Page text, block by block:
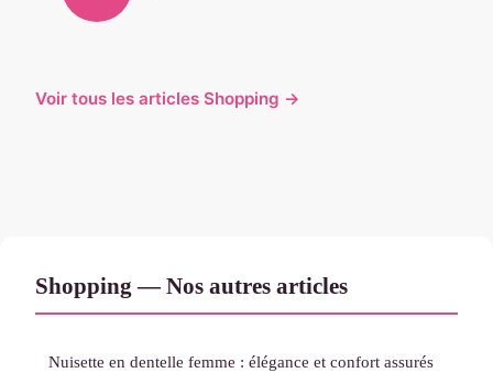
Voir tous les articles Shopping →
Shopping — Nos autres articles
Nuisette en dentelle femme : élégance et confort assurés